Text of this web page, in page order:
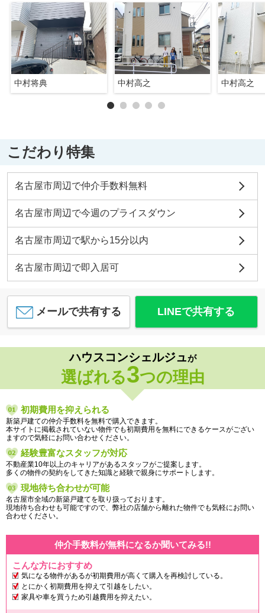
中村将典 中村高之 中村高之
こだわり特集
名古屋市周辺で仲介手数料無料
名古屋市周辺で今週のプライスダウン
名古屋市周辺で駅から15分以内
名古屋市周辺で即入居可
メールで共有する LINEで共有する
ハウスコンシェルジュが
選ばれる3つの理由
初期費用を抑えられる
新築戸建ての仲介手数料を無料で購入できます。
本サイトに掲載されていない物件でも初期費用を無料にできるケースがござい
ますので気軽にお問い合わせください。
経験豊富なスタッフが対応
不動産業10年以上のキャリアがあるスタッフがご提案します。
多くの物件の契約をしてきた知識と経験で親身にサポートします。
現地待ち合わせが可能
名古屋市全域の新築戸建てを取り扱っております。
現地待ち合わせも可能ですので、弊社の店舗から離れた物件でも気軽にお問い
合わせください。
仲介手数料が無料になるか聞いてみる!!
こんな方におすすめ
気になる物件があるが初期費用が高くて購入を再検討している。
とにかく初期費用を抑えて引越をしたい。
家具や車を買うため引越費用を抑えたい。